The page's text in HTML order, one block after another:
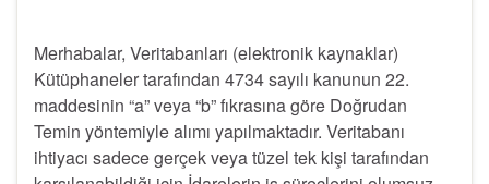
Merhabalar, Veritabanları (elektronik kaynaklar)
Kütüphaneler tarafından 4734 sayılı kanunun 22.
maddesinin “a” veya “b” fıkrasına göre Doğrudan
Temin yöntemiyle alımı yapılmaktadır. Veritabanı
ihtiyacı sadece gerçek veya tüzel tek kişi tarafından